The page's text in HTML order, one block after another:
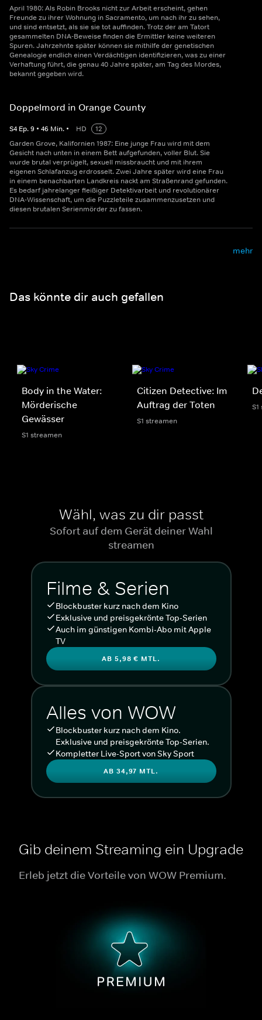
April 1980: Als Robin Brooks nicht zur Arbeit erscheint, gehen
Freunde zu ihrer Wohnung in Sacramento, um nach ihr zu sehen,
und sind entsetzt, als sie sie tot auffinden. Trotz der am Tatort
gesammelten DNA-Beweise finden die Ermittler keine weiteren
Spuren. Jahrzehnte später können sie mithilfe der genetischen
Genealogie endlich einen Verdächtigen identifizieren, was zu einer
Verhaftung führt, die genau 40 Jahre später, am Tag des Mordes,
bekannt gegeben wird.
Doppelmord in Orange County
S4 Ep.9 • 46 Min. • HD
12
Garden Grove, Kalifornien 1987: Eine junge Frau wird mit dem
Gesicht nach unten in einem Bett aufgefunden, voller Blut. Sie
wurde brutal verprügelt, sexuell missbraucht und mit ihrem
eigenen Schlafanzug erdrosselt. Zwei Jahre später wird eine Frau
in einem benachbarten Landkreis nackt am Straßenrand gefunden.
Es bedarf jahrelanger fleißiger Detektivarbeit und revolutionärer
DNA-Wissenschaft, um die Puzzleteile zusammenzusetzen und
diesen brutalen Serienmörder zu fassen.
mehr
Das könnte dir auch gefallen
Body in the Water:
Mörderische
Gewässer
S1 streamen
Citizen Detective: Im
Auftrag der Toten
S1 streamen
Wähl, was zu dir passt
Sofort auf dem Gerät deiner Wahl
streamen
Filme & Serien
Blockbuster kurz nach dem Kino
Exklusive und preisgekrönte Top-Serien
Auch im günstigen Kombi-Abo mit Apple
TV
AB 5,98 € MTL.
Alles von WOW
Blockbuster kurz nach dem Kino.
Exklusive und preisgekrönte Top-Serien.
Kompletter Live-Sport von Sky Sport
AB 34,97 MTL.
Gib deinem Streaming ein Upgrade
Erleb jetzt die Vorteile von WOW Premium.